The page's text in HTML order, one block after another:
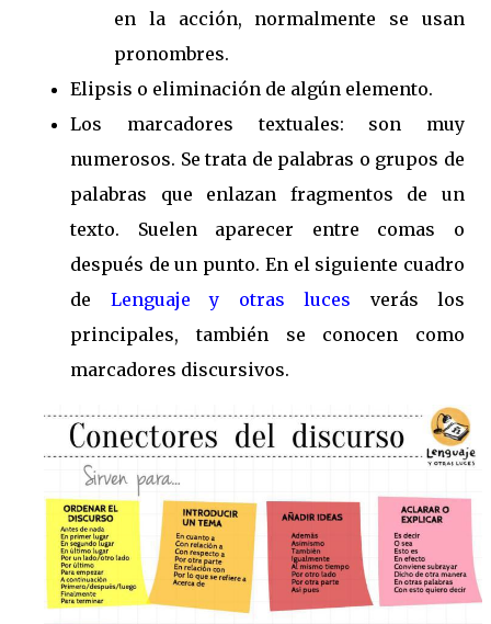
en la acción, normalmente se usan
pronombres.
Elipsis o eliminación de algún elemento.
Los marcadores textuales: son muy
numerosos. Se trata de palabras o grupos de
palabras que enlazan fragmentos de un
texto. Suelen aparecer entre comas o
después de un punto. En el siguiente cuadro
de Lenguaje y otras luces verás los
principales, también se conocen como
marcadores discursivos.